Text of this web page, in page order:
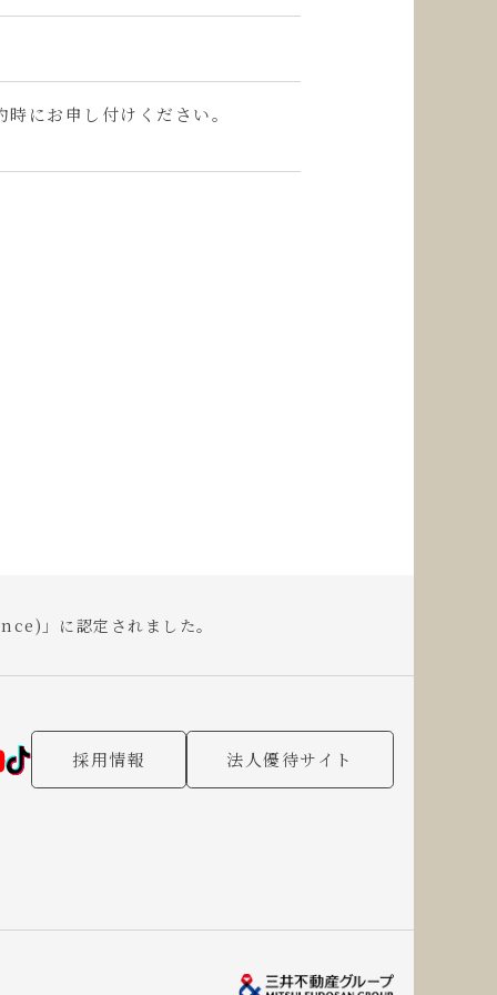
にお申し付けください。
」に認定されました。
採用情報 法人優待サイト